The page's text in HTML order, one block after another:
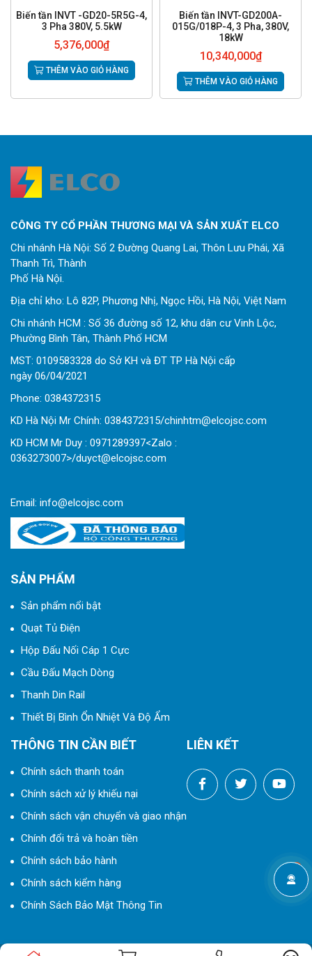
Biến tần INVT -GD20-5R5G-4,
3 Pha 380V, 5.5kW
5,376,000₫
THÊM VÀO GIỎ HÀNG
Biến tần INVT-GD200A-
015G/018P-4, 3 Pha, 380V,
18kW
10,340,000₫
THÊM VÀO GIỎ HÀNG
CÔNG TY CỔ PHẦN THƯƠNG MẠI VÀ SẢN XUẤT ELCO
Chi nhánh Hà Nội: Số 2 Đường Quang Lai, Thôn Lưu Phái, Xã
Thanh Trì, Thành
Phố Hà Nội.
Địa chỉ kho: Lô 82P, Phương Nhị, Ngọc Hồi, Hà Nội, Việt Nam
Chi nhánh HCM : Số 36 đường số 12, khu dân cư Vinh Lộc,
Phường Bình Tân, Thành Phố HCM
MST: 0109583328 do Sở KH và ĐT TP Hà Nội cấp
ngày 06/04/2021
Phone: 0384372315
KD Hà Nội Mr Chính: 0384372315/chinhtm@elcojsc.com
KD HCM Mr Duy : 0971289397<Zalo :
0363273007>/duyct@elcojsc.com
Email: info@elcojsc.com
SẢN PHẨM
Sản phẩm nổi bật
Quạt Tủ Điện
Hộp Đấu Nối Cáp 1 Cực
Cầu Đấu Mạch Dòng
Thanh Din Rail
Thiết Bị Bình Ổn Nhiệt Và Độ Ẩm
THÔNG TIN CẦN BIẾT
Chính sách thanh toán
Chính sách xử lý khiếu nại
Chính sách vận chuyển và giao nhận
Chính đổi trả và hoàn tiền
Chính sách bảo hành
Chính sách kiểm hàng
Chính Sách Bảo Mật Thông Tin
LIÊN KẾT